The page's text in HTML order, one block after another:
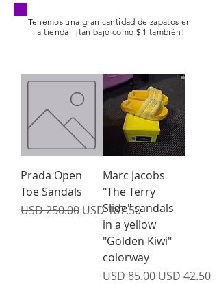
Tenemos una gran cantidad de zapatos en
la tienda.
¡tan bajo como $ 1 también!
Prada Open
Toe Sandals
Precio
USD 250.00 Precio de oferta
USD 187.50
Marc Jacobs
"The Terry
Slide" sandals
in a yellow
"Golden Kiwi"
colorway
Precio
USD 85.00 Precio de
USD 42.50